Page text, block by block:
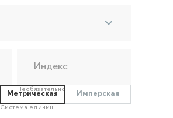
Индекс
Необязательно
Метрическая Имперская
Система единиц